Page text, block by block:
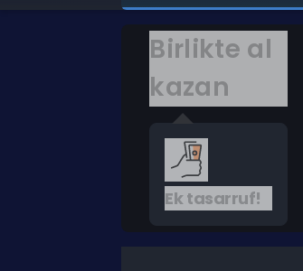
Birlikte al
kazan
Ek tasarruf!